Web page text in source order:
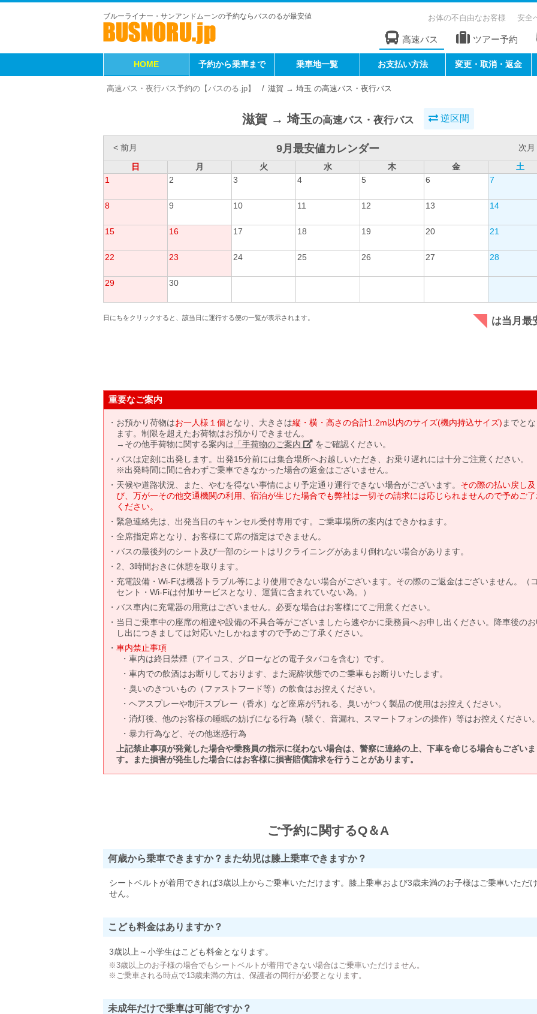
ブルーライナー・サンアンドムーンの予約ならバスのるが最安値 お体の不自由なお客様 安全
高速バス ツアー予約
HOME 予約から乗車まで 乗車地一覧 お支払い方法 変更・取消・返金
高速バス・夜行バス予約の【バスのる.jp】 滋賀 → 埼玉 の高速バス・夜行バス
滋賀 → 埼玉の高速バス・夜行バス 逆区間
< 前月 9月最安値カレンダー
次月
日
月 火 水 木 金
土
1
2 3 4 5 6 7
8 9 10 11 12 13 14
15 16 17 18 19 20 21
22 23 24 25 26 27 28
29 30
日にちをクリックすると、該当日に運行する便の一覧が表示されます。 は当月最
重要なご案内
お預かり荷物はお一人様１個となり、大きさは縦・横・高さの合計1.2m以内のサイズ(機内持込サイズ) までと
ます。制限を超えたお荷物はお預かりできません。
→その他手荷物に関する案内は 「手荷物のご案内」 をご確認ください。
バスは定刻に出発します。出発15分前には集合場所へお越しいただき、お乗り遅れには十分ご注意ください。
※出発時間に間に合わずご乗車できなかった場合の返金はございません。
天候や道路状況、また、やむを得ない事情により予定通り運行できない場合がございます。 その際の払い戻し及
び、万が一その他交通機関の利用、宿泊が生じた場合でも弊社は一切その請求には応じられませんので予めご
ください。
緊急連絡先は、出発当日のキャンセル受付専用です。ご乗車場所の案内はできかねます。
全席指定席となり、お客様にて席の指定はできません。
バスの最後列のシート及び一部のシートはリクライニングがあまり倒れない場合があります。
2、3時間おきに休憩を取ります。
充電設備・Wi-Fiは機器トラブル等により使用できない場合がございます。その際のご返金はございません。（
セント・Wi-Fiは付加サービスとなり、運賃に含まれていない為。）
バス車内に充電器の用意はございません。必要な場合はお客様にてご用意ください。
当日ご乗車中の座席の相違や設備の不具合等がございましたら速やかに乗務員へお申し出ください。降車後の
し出につきましては対応いたしかねますので予めご了承ください。
車内禁止事項
車内は終日禁煙（アイコス、グローなどの電子タバコを含む）です。
車内での飲酒はお断りしております、また泥酔状態でのご乗車もお断りいたします。
臭いのきついもの（ファストフード等）の飲食はお控えください。
ヘアスプレーや制汗スプレー（香水）など座席が汚れる、臭いがつく製品の使用はお控えください。
消灯後、他のお客様の睡眠の妨げになる行為（騒ぐ、音漏れ、スマートフォンの操作）等はお控えください
暴力行為など、その他迷惑行為
上記禁止事項が発覚した場合や乗務員の指示に従わない場合は、警察に連絡の上、下車を命じる場合もございま
す。また損害が発生した場合にはお客様に損害賠償請求を行うことがあります。
ご予約に関するQ＆A
何歳から乗車できますか？また幼児は膝上乗車できますか？
シートベルトが着用できれば3歳以上からご乗車いただけます。膝上乗車および3歳未満のお子様はご乗車いただ
せん。
こども料金はありますか？
3歳以上～小学生はこども料金となります。
※3歳以上のお子様の場合でもシートベルトが着用できない場合はご乗車いただけません。
※ご乗車される時点で13歳未満の方は、保護者の同行が必要となります。
未成年だけで乗車は可能ですか？